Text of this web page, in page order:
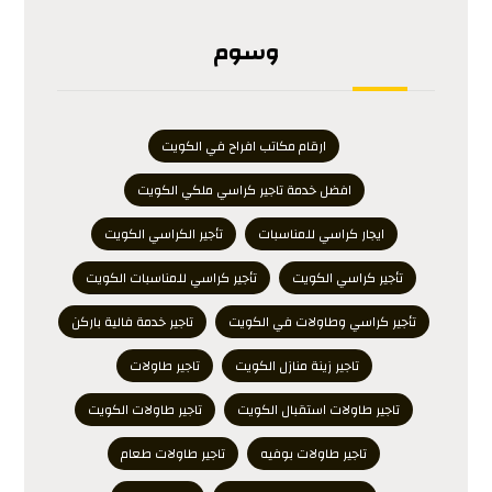
وسوم
ارقام مكاتب افراح في الكويت
افضل خدمة تاجير كراسي ملكي الكويت
ايجار كراسي للمناسبات
تأجير الكراسي الكويت
تأجير كراسي الكويت
تأجير كراسي للمناسبات الكويت
تأجير كراسي وطاولات في الكويت
تاجير خدمة فالية باركن
تاجير زينة منازل الكويت
تاجير طاولات
تاجير طاولات استقبال الكويت
تاجير طاولات الكويت
تاجير طاولات بوفيه
تاجير طاولات طعام